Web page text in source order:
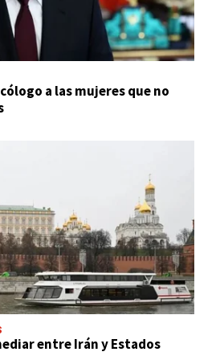
a las mujeres que no
entre Irán y Estados